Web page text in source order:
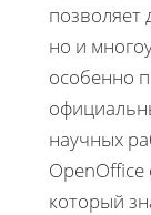
позволяет
но и
особенно
научных
OpenOffice
который